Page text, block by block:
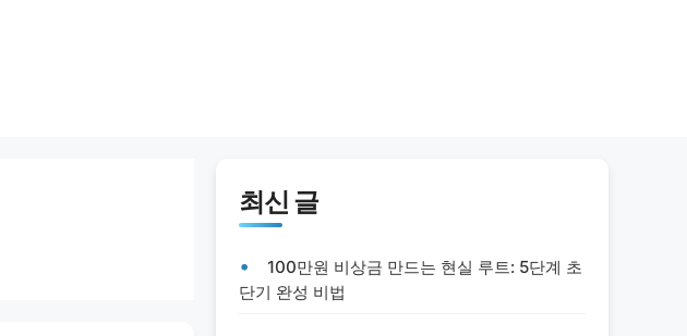
최신 글
100만원 비상금 만드는 현실 루트: 5단계 초
단기 완성 비법